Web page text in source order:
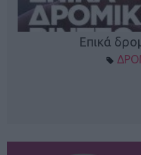
Επικά